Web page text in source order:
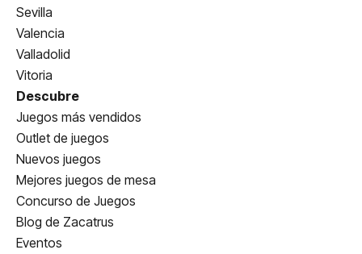
Sevilla
Valencia
Valladolid
Vitoria
Descubre
Juegos más vendidos
Outlet de juegos
Nuevos juegos
Mejores juegos de mesa
Concurso de Juegos
Blog de Zacatrus
Eventos